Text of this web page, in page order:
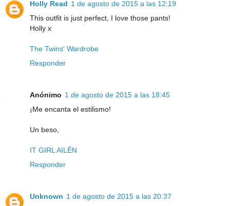
Holly Read 1 de agosto de 2015 a las 12:19
This outfit is just perfect, I love those pants!
Holly x
The Twins' Wardrobe
Responder
Anónimo 1 de agosto de 2015 a las 18:45
¡Me encanta el estilismo!
Un beso,
IT GIRL AILÉN
Responder
Unknown 1 de agosto de 2015 a las 20:37